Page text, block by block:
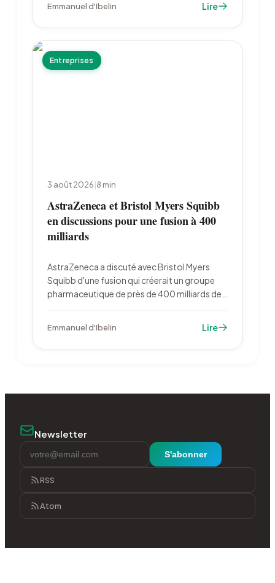
qu'un doublement de ses revenus liés aux
centres de données d'IA en 2026.
Emmanuel d'Ibelin Lire
Entreprises
3 août 2026|8 min
AstraZeneca et Bristol Myers Squibb
en discussions pour une fusion à 400
milliards
AstraZeneca a discuté avec Bristol Myers
Squibb d'une fusion qui créerait un groupe
pharmaceutique de près de 400 milliards de
portefeuilles en oncologie et à un risque
réglementaire élevé.
Emmanuel d'Ibelin Lire
Newsletter
S'abonner
RSS
Atom